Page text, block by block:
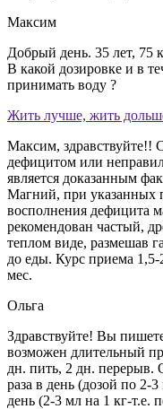
Максим
Добрый день. 35 лет, 75
В какой дозировке и в
принимать воду ?
Жить лучше, жить
Максим, здравствуйте!!
дефицитом или
является доказанным
Магний, при указанных
восполнения дефицита
рекомендован частый,
теплом виде, размешав
до еды. Курс приема
мес.
Ольга
Здравствуйте! Вы
возможен длительный
дн. пить, 2 дн. перерыв.
раза в день (дозой по 2-
день (2-3 мл на 1 кг-